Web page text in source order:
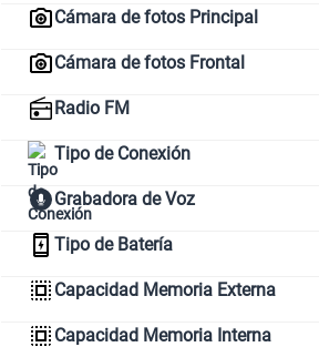
Cámara de fotos Principal
Cámara de fotos Frontal
Radio FM
Tipo de Conexión
Grabadora de Voz
Tipo de Batería
Capacidad Memoria Externa
Capacidad Memoria Interna